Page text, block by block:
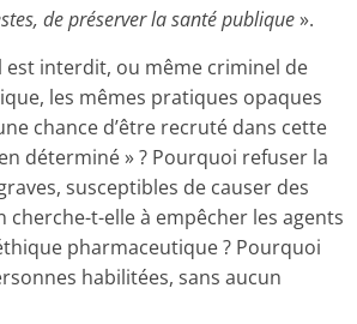
de préserver la santé publique».
est interdit, ou même criminel de
les mêmes pratiques opaques
chance d’être recruté dans cette
déterminé » ? Pourquoi refuser la
susceptibles de causer des
t-elle à empêcher les agents
pharmaceutique ? Pourquoi
habilitées, sans aucun